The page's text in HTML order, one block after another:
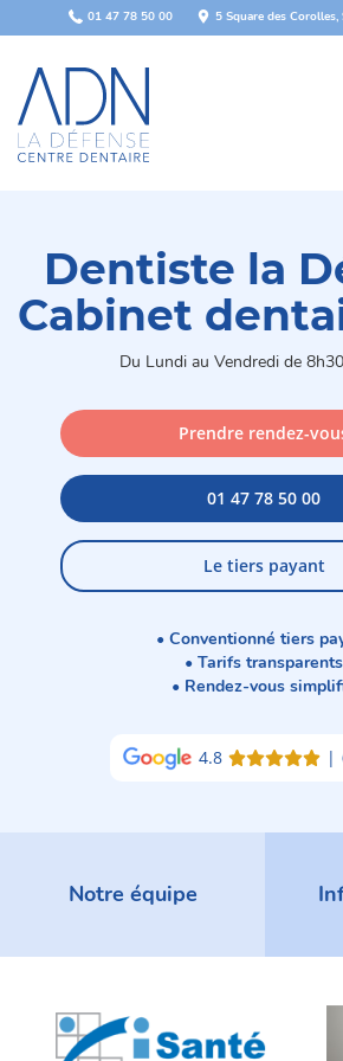
01 47 78 50 00 5 Square des
Dentiste la
Cabinet
Du Lundi au Vendredi de
Prendre rendez-
01 47 78 50 00
Le tiers payant
• Conventionné tiers
• Tarifs transparents
• Rendez-vous
4.8 |
Notre équipe
Panneau de gestion des cookies